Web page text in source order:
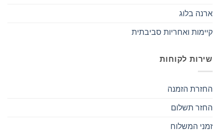
ארנה בלוג
קיימות ואחריות סביבתית
שירות לקוחות
החזרת הזמנה
החזר תשלום
זמני המשלוח